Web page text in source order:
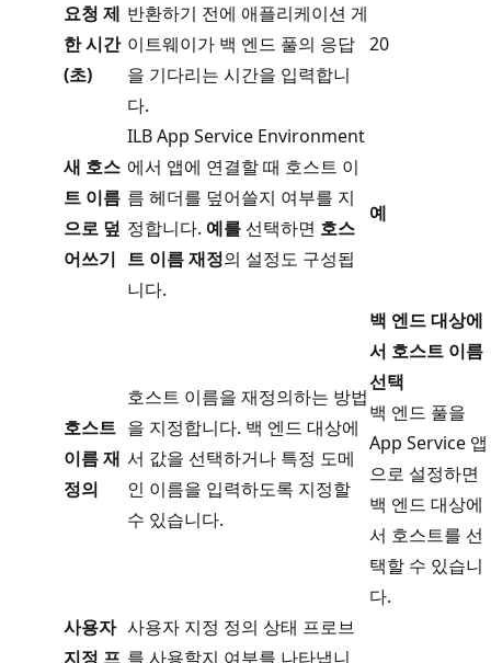
요청 제
한 시간
(초)
반환하기 전에 애플리케이션 게
이트웨이가 백 엔드 풀의 응답
을 기다리는 시간을 입력합니
다.
20
새 호스
트 이름
으로 덮
어쓰기
ILB App Service Environment
에서 앱에 연결할 때 호스트 이
름 헤더를 덮어쓸지 여부를 지
정합니다. 예를 선택하면 호스
트 이름 재정의 설정도 구성됩
니다.
예
호스트
이름 재
정의
호스트 이름을 재정의하는 방법
을 지정합니다. 백 엔드 대상에
서 값을 선택하거나 특정 도메
인 이름을 입력하도록 지정할
수 있습니다.
백 엔드 대상에
서 호스트 이름
선택
백 엔드 풀을
App Service 앱
으로 설정하면
백 엔드 대상에
서 호스트를 선
택할 수 있습니
다.
사용자
지정 프
사용자 지정 정의 상태 프로브
를 사용할지 여부를 나타냅니